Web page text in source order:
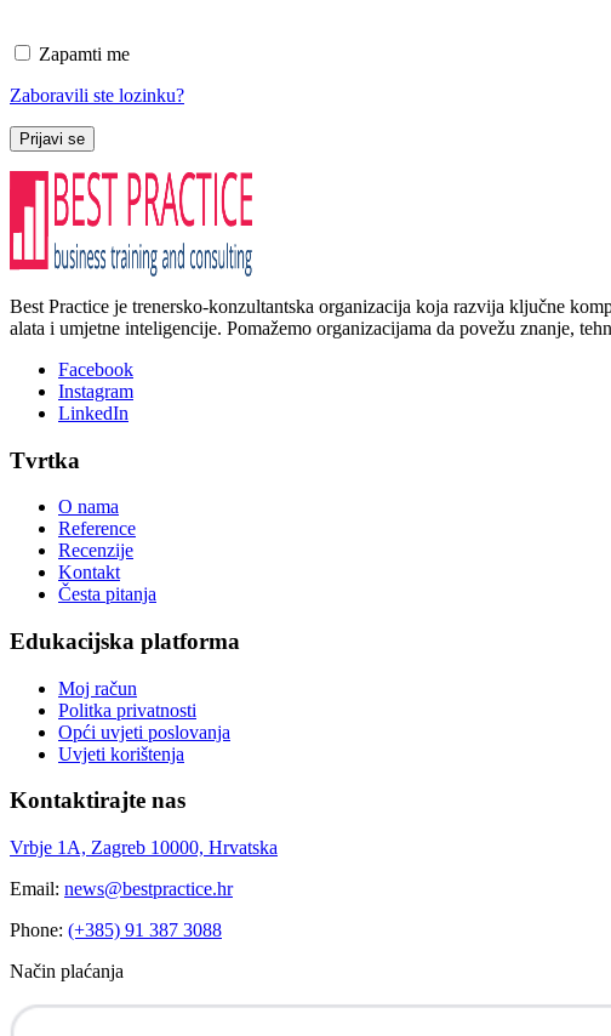
Zapamti me
Zaboravili ste lozinku?
Prijavi se
Best Practice je trenersko-konzultantska organizacija koja razvija ključne
alata i umjetne inteligencije. Pomažemo organizacijama da povežu znanje,
Facebook
Instagram
LinkedIn
Tvrtka
O nama
Reference
Recenzije
Kontakt
Česta pitanja
Edukacijska platforma
Moj račun
Politka privatnosti
Opći uvjeti poslovanja
Uvjeti korištenja
Kontaktirajte nas
Vrbje 1A, Zagreb 10000, Hrvatska
Email: news@bestpractice.hr
Phone: (+385) 91 387 3088
Način plaćanja